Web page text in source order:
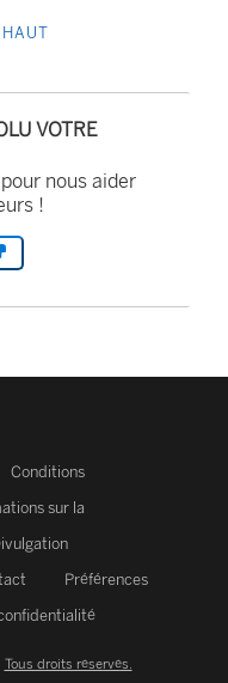
VOTRE
nous aider
!
Conditions
sur la
Préférences
Tous droits réservés.